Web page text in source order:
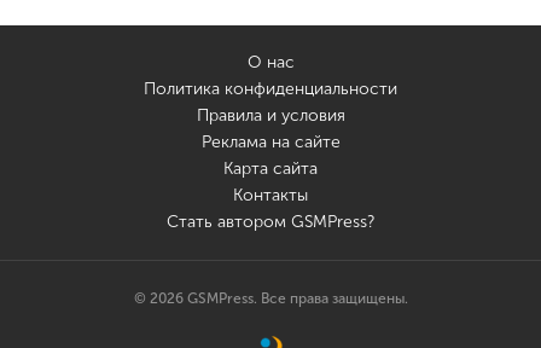
О нас
Политика конфиденциальности
Правила и условия
Реклама на сайте
Карта сайта
Контакты
Стать автором GSMPress?
© 2026 GSMPress. Все права защищены.